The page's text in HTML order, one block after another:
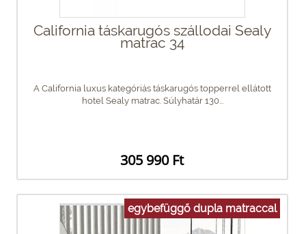
California táskarugós szállodai Sealy
matrac 34
A California luxus kategóriás táskarugós topperrel ellátott
hotel Sealy matrac. Súlyhatár 130...
305 990 Ft
egybefüggő dupla matraccal